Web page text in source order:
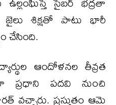
జైలు శిక్షతో పాటు భారీ
చేసింది.
ఆందోళనల తీవ్రత
పదవి నుంచి
వచ్చారు. ప్రస్తుతం ఆమె